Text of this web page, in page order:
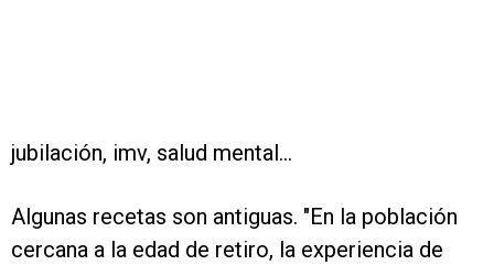
jubilación, imv, salud mental...
Algunas recetas son antiguas. "En la población
cercana a la edad de retiro, la experiencia de